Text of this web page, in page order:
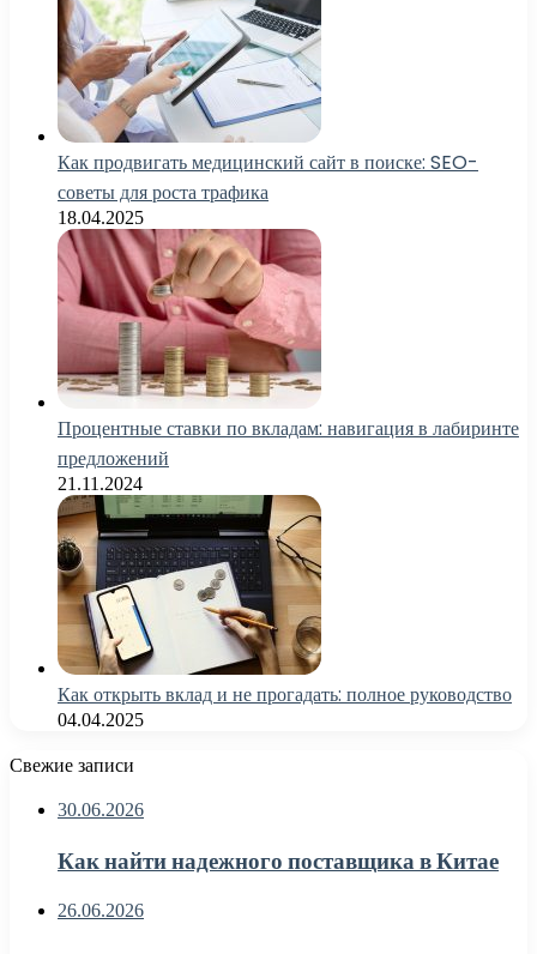
Как продвигать медицинский сайт в поиске: SEO-
советы для роста трафика
18.04.2025
Процентные ставки по вкладам: навигация в лабиринте
предложений
21.11.2024
Как открыть вклад и не прогадать: полное руководство
04.04.2025
Свежие записи
30.06.2026
Как найти надежного поставщика в Китае
26.06.2026